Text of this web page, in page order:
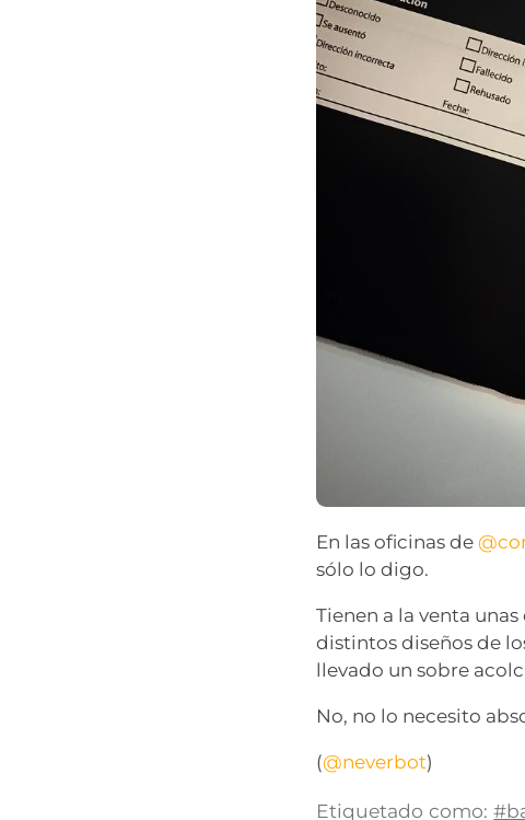
En las oficinas de
sólo lo digo.
Tienen a la venta
distintos diseños de
llevado un sobre
No, no lo necesito
(@neverbot)
Etiquetado como: